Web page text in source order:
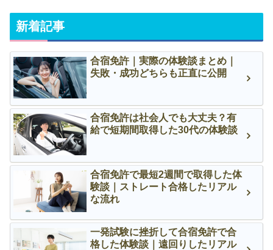
新着記事
合宿免許｜実際の体験談まとめ｜
失敗・成功どちらも正直に公開
合宿免許は社会人でも大丈夫？有
給で短期間取得した30代の体験談
合宿免許で最短2週間で取得した体
験談｜ストレート合格したリアル
な流れ
一発試験に挫折して合宿免許で合
格した体験談｜遠回りしたリアル